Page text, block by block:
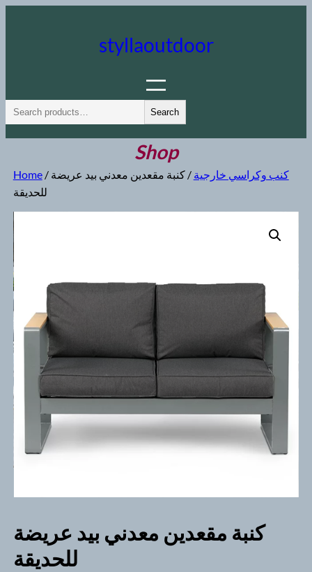
styllaoutdoor
e
a
Search
Shop
Home/ كنب وكراسي خارجية / كنبة مقعدين معدني بيد عريضة
للحديقة
كنبة مقعدين معدني بيد عريضة
للحديقة